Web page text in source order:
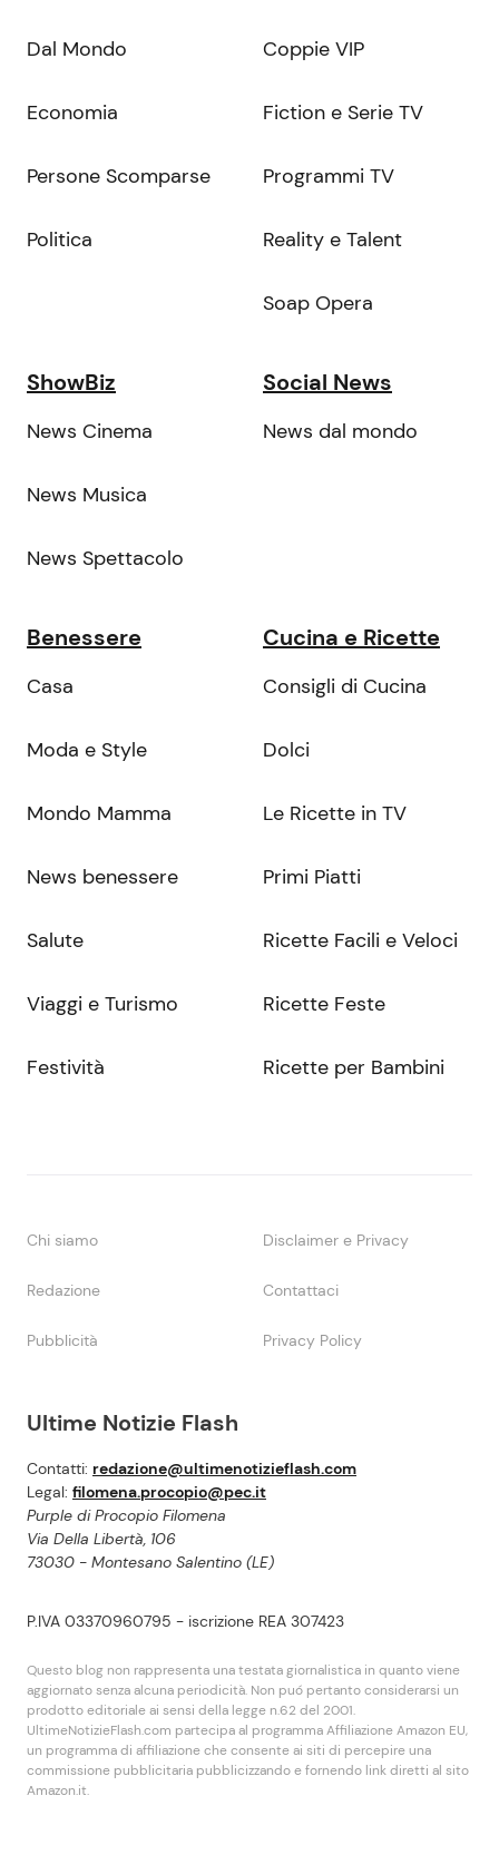
Ultime Notizie Flash
Contatti: redazione@ultimenotizieflash.com
Legal: filomena.procopio@pec.it
Purple di Procopio Filomena
Via Della Libertà, 106
73030 - Montesano Salentino (LE)
P.IVA 03370960795 - iscrizione REA 307423
Questo blog non rappresenta una testata giornalistica in quanto viene
aggiornato senza alcuna periodicità. Non puó pertanto considerarsi un
prodotto editoriale ai sensi della legge n.62 del 2001.
UltimeNotizieFlash.com partecipa al programma Affiliazione Amazon EU,
un programma di affiliazione che consente ai siti di percepire una
commissione pubblicitaria pubblicizzando e fornendo link diretti al sito
Amazon.it.
Dal Mondo
Economia
Persone Scomparse
Politica
Coppie VIP
Fiction e Serie TV
Programmi TV
Reality e Talent
Soap Opera
ShowBiz
News Cinema
News Musica
News Spettacolo
Social News
News dal mondo
Benessere
Casa
Moda e Style
Mondo Mamma
News benessere
Salute
Viaggi e Turismo
Festività
Cucina e Ricette
Consigli di Cucina
Dolci
Le Ricette in TV
Primi Piatti
Ricette Facili e Veloci
Ricette Feste
Ricette per Bambini
Chi siamo Disclaimer e Privacy
Redazione Contattaci
Pubblicità Privacy Policy